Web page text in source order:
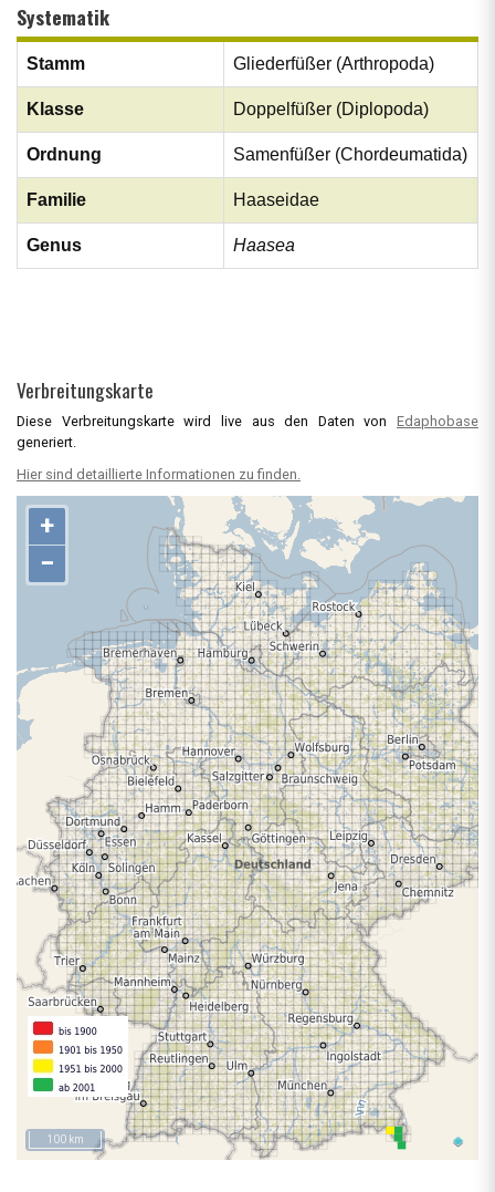
Systematik
Stamm Gliederfüßer (Arthropoda)
Klasse Doppelfüßer (Diplopoda)
Ordnung Samenfüßer (Chordeumatida)
Familie Haaseidae
Genus Haasea
Verbreitungskarte
Diese Verbreitungskarte wird live aus den Daten von Edaphobase
generiert.
Hier sind detaillierte Informationen zu finden.
+
−
100 km